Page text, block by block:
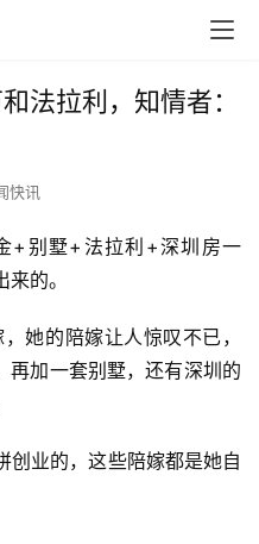
法拉利，知情者：
快讯
+别墅+法拉利+深圳房一
的。
她的陪嫁让人惊叹不已，
加一套别墅，还有深圳的
创业的，这些陪嫁都是她自